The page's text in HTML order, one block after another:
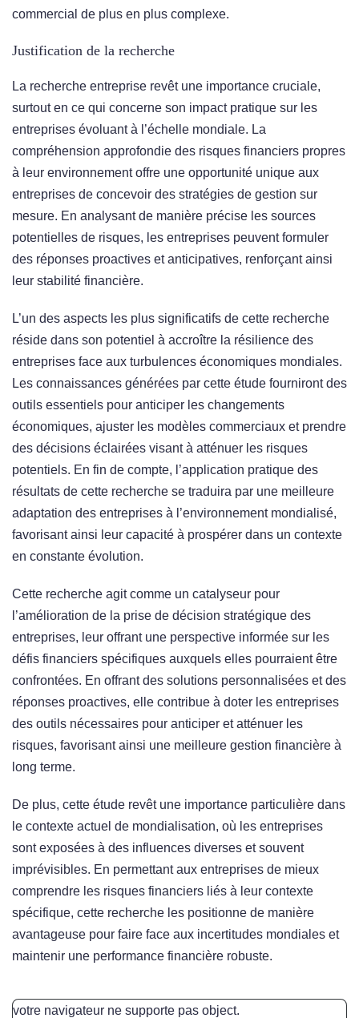
commercial de plus en plus complexe.
Justification de la recherche
La recherche entreprise revêt une importance cruciale,
surtout en ce qui concerne son impact pratique sur les
entreprises évoluant à l’échelle mondiale. La
compréhension approfondie des risques financiers propres
à leur environnement offre une opportunité unique aux
entreprises de concevoir des stratégies de gestion sur
mesure. En analysant de manière précise les sources
potentielles de risques, les entreprises peuvent formuler
des réponses proactives et anticipatives, renforçant ainsi
leur stabilité financière.
L’un des aspects les plus significatifs de cette recherche
réside dans son potentiel à accroître la résilience des
entreprises face aux turbulences économiques mondiales.
Les connaissances générées par cette étude fourniront des
outils essentiels pour anticiper les changements
économiques, ajuster les modèles commerciaux et prendre
des décisions éclairées visant à atténuer les risques
potentiels. En fin de compte, l’application pratique des
résultats de cette recherche se traduira par une meilleure
adaptation des entreprises à l’environnement mondialisé,
favorisant ainsi leur capacité à prospérer dans un contexte
en constante évolution.
Cette recherche agit comme un catalyseur pour
l’amélioration de la prise de décision stratégique des
entreprises, leur offrant une perspective informée sur les
défis financiers spécifiques auxquels elles pourraient être
confrontées. En offrant des solutions personnalisées et des
réponses proactives, elle contribue à doter les entreprises
des outils nécessaires pour anticiper et atténuer les
risques, favorisant ainsi une meilleure gestion financière à
long terme.
De plus, cette étude revêt une importance particulière dans
le contexte actuel de mondialisation, où les entreprises
sont exposées à des influences diverses et souvent
imprévisibles. En permettant aux entreprises de mieux
comprendre les risques financiers liés à leur contexte
spécifique, cette recherche les positionne de manière
avantageuse pour faire face aux incertitudes mondiales et
maintenir une performance financière robuste.
votre navigateur ne supporte pas object.